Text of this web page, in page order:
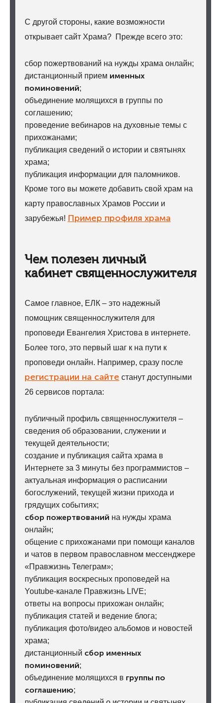
С другой стороны, какие возможности
открывает сайт Храма? Прежде всего это:
сбор пожертвований на нужды храма онлайн;
дистанционный прием именных
поминовений;
объединение молящихся в группы по
соглашению;
проведение вебинаров на духовные темы с
прихожанами;
публикация сведений о истории и святынях
храма;
публикация информации для паломников.
Кроме того вы можете добавить свой храм на
карту православных Храмов России и
зарубежья! Пример профиля храма
Чем полезен личный
кабинет священнослужителя
Самое главное, ЕЛК – это надежный
помощник священнослужителя для
проповеди Евангелия Христова в интернете.
Более того, это первый шаг к на пути к
проповеди онлайн. Например, сразу после
регистрации на сайте станут доступными
26 сервисов портала:
публичный профиль священнослужителя –
сведения об образовании, служении и
текущей деятельности;
создание и публикация сайта храма в
Интернете за 3 минуты без программистов –
актуальная информация о расписании
богослужений, текущей жизни прихода и
грядущих событиях;
сбор пожертвований на нужды храма
онлайн;
общение с прихожанами при помощи каналов
и чатов в первом православном мессенджере
«Правжизнь Телеграм»;
публикация воскресных проповедей на
Youtube-канале Правжизнь LIVE;
ответы на вопросы прихожан онлайн;
публикация статей и ведение блога;
публикация фото/видео альбомов и новостей
храма;
дистанционный сбор именных
поминовений;
объединение молящихся в группы по
соглашению;